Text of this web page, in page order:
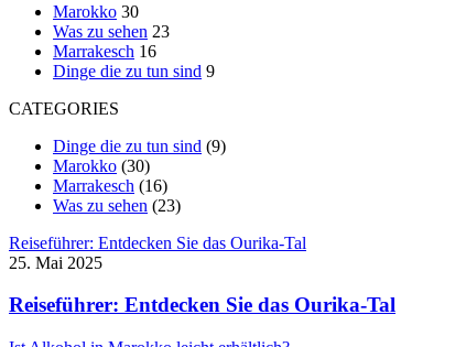
Marokko 30
Was zu sehen 23
Marrakesch 16
Dinge die zu tun sind 9
CATEGORIES
Dinge die zu tun sind (9)
Marokko (30)
Marrakesch (16)
Was zu sehen (23)
Reiseführer: Entdecken Sie das Ourika-Tal
25. Mai 2025
Reiseführer: Entdecken Sie das Ourika-Tal